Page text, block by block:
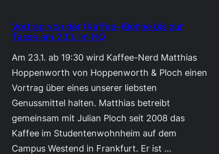
Vortrag von der (Kaffee-)Bohne bis zur
Tasse am 23.1. im HQ
Am 23.1. ab 19:30 wird Kaffee-Nerd Matthias
Hoppenworth von Hoppenworth & Ploch einen
Vortrag über eines unserer liebsten
Genussmittel halten. Matthias betreibt
gemeinsam mit Julian Ploch seit 2008 das
Kaffee im Studentenwohnheim auf dem
Campus Westend in Frankfurt. Er ist …